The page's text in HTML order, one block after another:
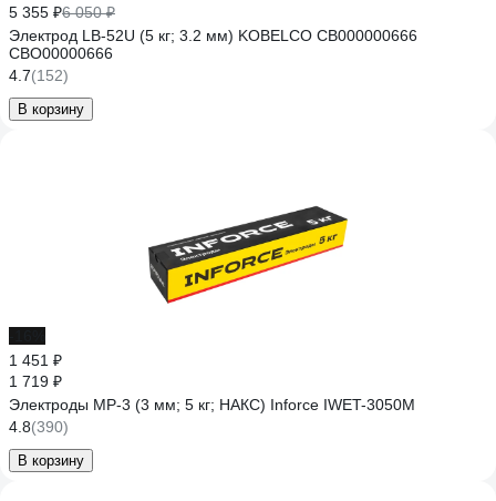
5 355 ₽6 050 ₽
Электрод LB-52U (5 кг; 3.2 мм) KOBELCO СВ000000666
СВО00000666
4.7(152)
В корзину
1 451 ₽
1 719 ₽
Электроды МР-3 (3 мм; 5 кг; НАКС) Inforce IWET-3050M
4.8(390)
В корзину